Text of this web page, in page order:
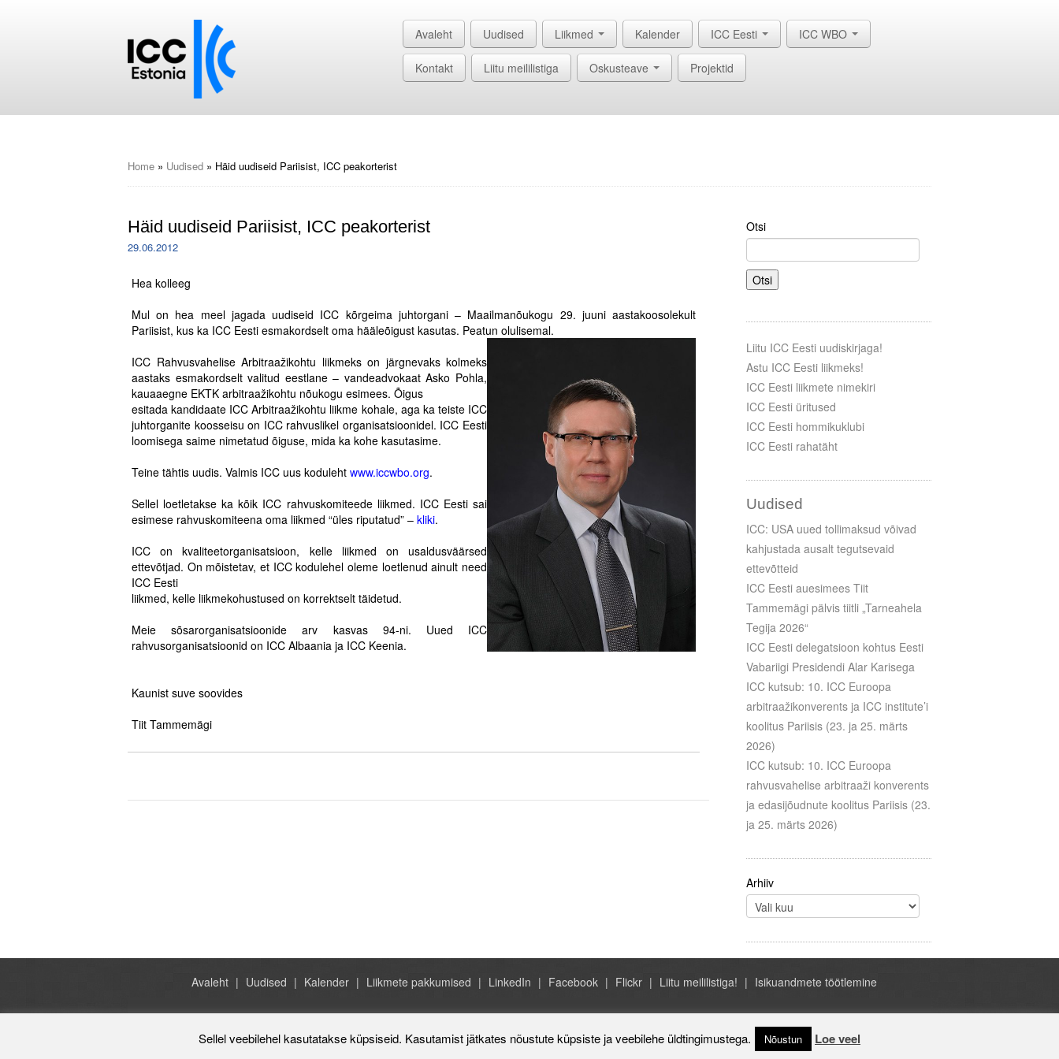
Avaleht Uudised Liikmed Kalender ICC Eesti ICC WBO
Kontakt Liitu meililistiga Oskusteave Projektid
Home » Uudised » Häid uudiseid Pariisist, ICC peakorterist
Häid uudiseid Pariisist, ICC peakorterist
29.06.2012
Hea kolleeg
Mul on hea meel jagada uudiseid ICC kõrgeima juhtorgani – Maailmanõukogu 29. juuni aastakoosolekult
Pariisist, kus ka ICC Eesti esmakordselt oma hääleõigust kasutas. Peatun olulisemal.
ICC Rahvusvahelise Arbitraažikohtu liikmeks on järgnevaks kolmeks
aastaks esmakordselt valitud eestlane – vandeadvokaat Asko Pohla,
kauaaegne EKTK arbitraažikohtu nõukogu esimees. Õigus
esitada kandidaate ICC Arbitraažikohtu liikme kohale, aga ka teiste ICC
juhtorganite koosseisu on ICC rahvuslikel organisatsioonidel. ICC Eesti
loomisega saime nimetatud õiguse, mida ka kohe kasutasime.
Teine tähtis uudis. Valmis ICC uus koduleht www.iccwbo.org.
Sellel loetletakse ka kõik ICC rahvuskomiteede liikmed. ICC Eesti sai
esimese rahvuskomiteena oma liikmed “üles riputatud” – kliki.
ICC on kvaliteetorganisatsioon, kelle liikmed on usaldusväärsed
ettevõtjad. On mõistetav, et ICC kodulehel oleme loetlenud ainult need
ICC Eesti
liikmed, kelle liikmekohustused on korrektselt täidetud.
Meie sõsarorganisatsioonide arv kasvas 94-ni. Uued ICC
rahvusorganisatsioonid on ICC Albaania ja ICC Keenia.
Kaunist suve soovides
Tiit Tammemägi
Otsi
Otsi
Liitu ICC Eesti uudiskirjaga!
Astu ICC Eesti liikmeks!
ICC Eesti liikmete nimekiri
ICC Eesti üritused
ICC Eesti hommikuklubi
ICC Eesti rahatäht
Uudised
ICC: USA uued tollimaksud võivad
kahjustada ausalt tegutsevaid
ettevõtteid
ICC Eesti auesimees Tiit
Tammemägi pälvis tiitli „Tarneahela
Tegija 2026“
ICC Eesti delegatsioon kohtus Eesti
Vabariigi Presidendi Alar Karisega
ICC kutsub: 10. ICC Euroopa
arbitraažikonverents ja ICC institute’i
koolitus Pariisis (23. ja 25. märts
2026)
ICC kutsub: 10. ICC Euroopa
rahvusvahelise arbitraaži konverents
ja edasijõudnute koolitus Pariisis (23.
ja 25. märts 2026)
Arhiiv
Avaleht Uudised Kalender Liikmete pakkumised LinkedIn Facebook Flickr Liitu meililistiga! Isikuandmete töötlemine
Estonia, +372 684 1070, icc@icc-estonia.ee
Sellel veebilehel kasutatakse küpsiseid. Kasutamist jätkates nõustute küpsiste ja veebilehe üldtingimustega. Nõustun Loe veel